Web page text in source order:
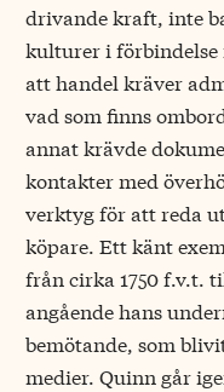
drivande kraft, inte
kulturer i förbindelse
att handel kräver
vad som finns
annat krävde
kontakter med
verktyg för att reda
köpare. Ett känt
från cirka 1750 f.v.t.
angående hans
bemötande, som
medier. Quinn går